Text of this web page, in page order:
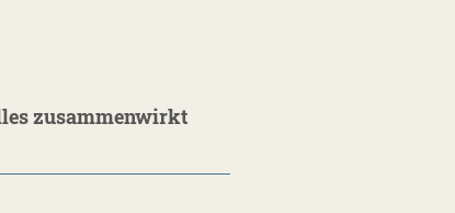
zusammenwirkt